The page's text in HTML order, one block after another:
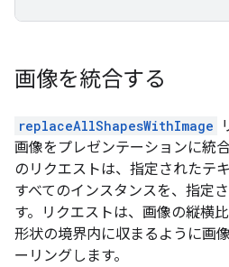
画像を統合する
replaceAllShapesWithImage
画像をプレゼンテーションに統
のリクエストは、指定されたテ
すべてのインスタンスを、指定
す。リクエストは、画像の縦横
形状の境界内に収まるように画
ーリングします。